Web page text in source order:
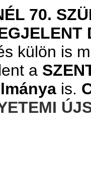
70.
külön is
a
is.